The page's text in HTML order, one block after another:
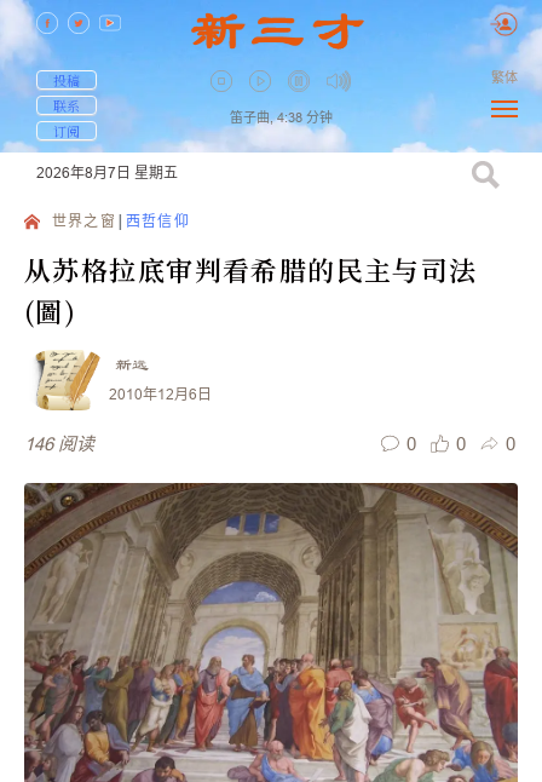
投稿
联系
订阅
笛子曲, 4:38 分钟
繁体
2026年8月7日 星期五
世界之窗 西哲信仰
从苏格拉底审判看希腊的民主与司法
(圖)
新远
2010年12月6日
146 阅读 0 0 0